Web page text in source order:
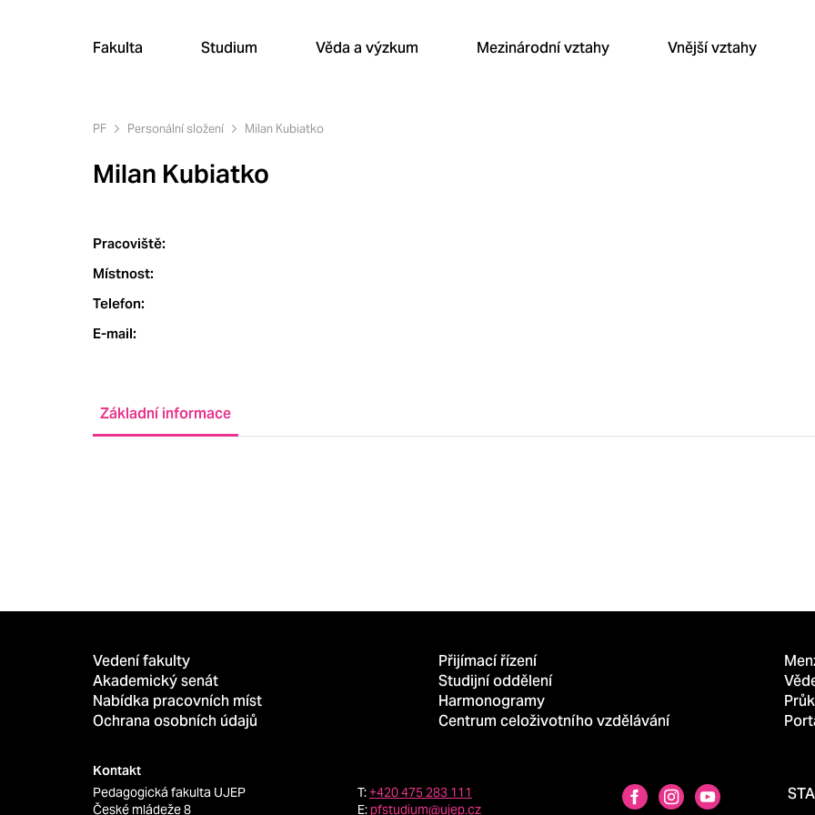
Fakulta Studium Věda a výzkum Mezinárodní vztahy Vnější vztahy
PF Personální složení Milan Kubiatko
Milan Kubiatko
Pracoviště:
Místnost:
Telefon:
E-mail:
Základní informace
Vedení fakulty
Akademický senát
Nabídka pracovních míst
Ochrana osobních údajů
Přijímací řízení
Studijní oddělení
Harmonogramy
Centrum celoživotního vzdělávání
Kontakt
Pedagogická fakulta UJEP
České mládeže 8
T:+420 475 283 111
E:pfstudium@ujep.cz